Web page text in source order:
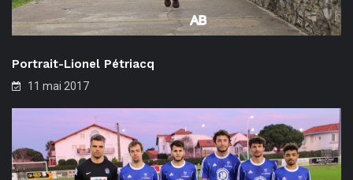
Portrait-Lionel Pétriacq
11 mai 2017